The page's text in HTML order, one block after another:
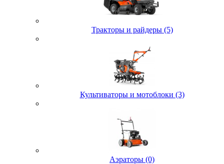
Тракторы и райдеры (5)
Культиваторы и мотоблоки (3)
Аэраторы (0)